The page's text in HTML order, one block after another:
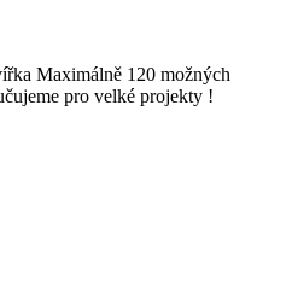
Maximálně 120 možných
pro velké projekty !